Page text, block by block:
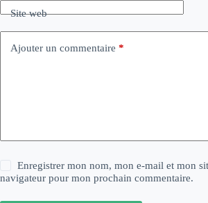
Site web
Ajouter un commentaire *
Enregistrer mon nom, mon e-mail et mon
navigateur pour mon prochain commentaire.